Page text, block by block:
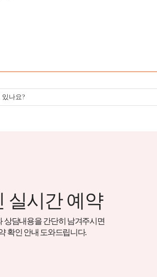
있나요?
실시간 예약
상담내용을 간단히 남겨주시면
확인 안내 도와드립니다.